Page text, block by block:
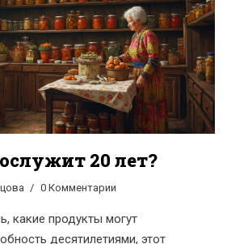
20 лет?
0 Комментарии
какие продукты могут
десятилетиями, этот